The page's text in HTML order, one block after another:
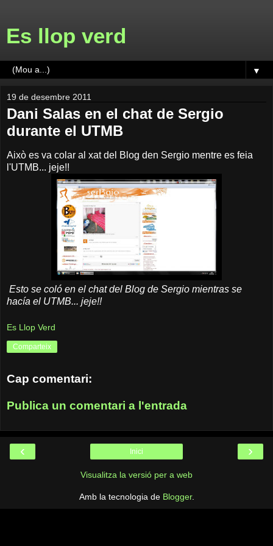
Es llop verd
▼
19 de desembre 2011
Dani Salas en el chat de Sergio
durante el UTMB
Això es va colar al xat del Blog den Sergio mentre es feia
l'UTMB... jeje!!
Esto se coló en el chat del Blog de Sergio mientras se
hacía el UTMB... jeje!!
Es Llop Verd
Comparteix
Cap comentari:
Publica un comentari a l'entrada
‹ ›
Inici
Visualitza la versió per a web
Amb la tecnologia de Blogger.